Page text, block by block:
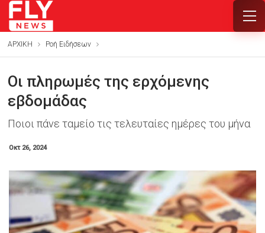
ΑΡΧΙΚΗ Ροή Ειδήσεων
Οι πληρωμές της ερχόμενης
εβδομάδας
Ποιοι πάνε ταμείο τις τελευταίες ημέρες του μήνα
Οκτ 26, 2024